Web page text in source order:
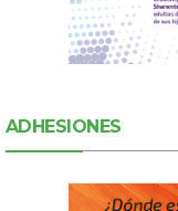
ADHESIONES